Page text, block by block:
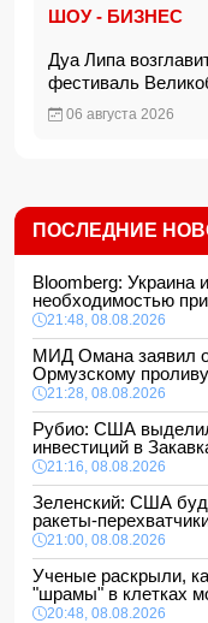
ШОУ - БИЗНЕС
Дуа Липа
фестиваль
06 августа 2026
ПОСЛЕДНИЕ
Bloomberg: Украина
необходимостью
21:48, 08.08.2026
МИД Омана заявил о
Ормузскому проливу
21:28, 08.08.2026
Рубио: США
инвестиций в
21:16, 08.08.2026
Зеленский: США
ракеты-
21:00, 08.08.2026
Ученые раскрыли,
"шрамы" в клетках
20:48, 08.08.2026